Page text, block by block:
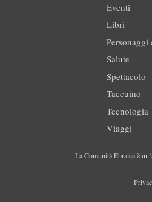
Eventi
Libri
Personaggi
Salute
Spettacolo
Taccuino
Tecnologia
Viaggi
La Comunità Ebraica è